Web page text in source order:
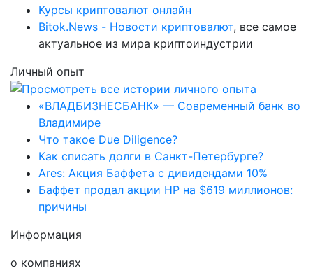
Курсы криптовалют онлайн
Bitok.News - Новости криптовалют, все самое
актуальное из мира криптоиндустрии
Личный опыт
«ВЛАДБИЗНЕСБАНК» — Современный банк во
Владимире
Что такое Due Diligence?
Как списать долги в Санкт-Петербурге?
Ares: Акция Баффета с дивидендами 10%
Баффет продал акции HP на $619 миллионов:
причины
Информация
о компаниях